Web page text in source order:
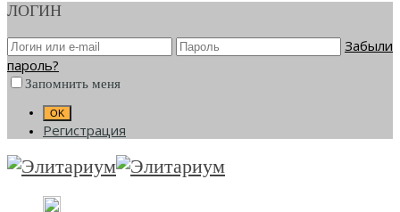
ЛОГИН
Забыли
пароль?
Запомнить меня
Регистрация